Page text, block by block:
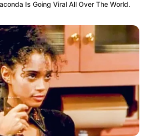
Is Going Viral All Over The World.